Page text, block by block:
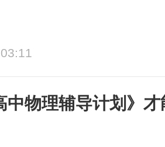
中物理辅导计划》